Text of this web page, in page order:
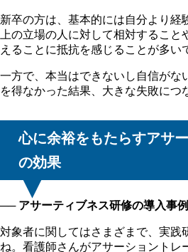
新卒の方は、基本的には自分より経
上の立場の人に対して相対するこ
えることに抵抗を感じることが多い
一方で、本当はできないし自信がな
を得なかった結果、大きな失敗につ
心に余裕をもたらすアサ
の効果
── アサーティブネス研修の導入事例
対象者に関してはさまざまで、実践
ね。看護師さんがアサーショントレ